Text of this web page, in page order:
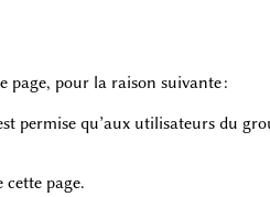
page, pour la raison suivante :
permise qu’aux utilisateurs du
cette page.